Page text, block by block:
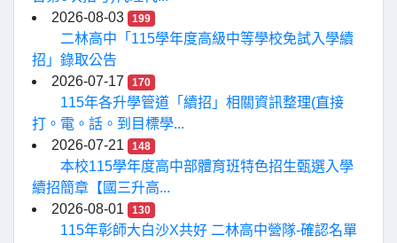
2026-08-03
199
二林高中「115學年度高級中等學校免試入學續
招」錄取公告
2026-07-17
170
115年各升學管道「續招」相關資訊整理(直接
打。電。話。到目標學...
2026-07-21
148
本校115學年度高中部體育班特色招生甄選入學
續招簡章【國三升高...
2026-08-01
130
115年彰師大白沙X共好 二林高中營隊-確認名單